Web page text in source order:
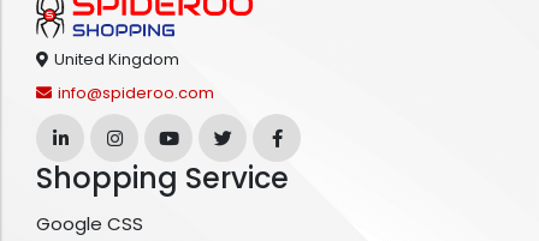
United Kingdom
info@spideroo.com
Shopping Service
Google CSS